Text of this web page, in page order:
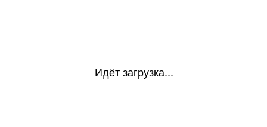
Идёт загрузка...